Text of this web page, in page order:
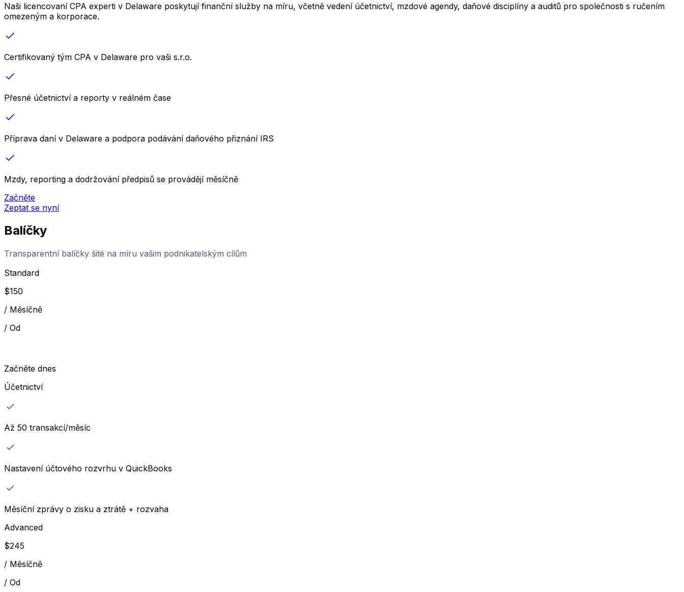
Naši licencovaní CPA experti v Delaware poskytují finanční služby na míru, včetně vedení účetnictví, mzdové agendy, daňové disciplíny a auditů pro společnosti s ručením
omezeným a korporace.
Certifikovaný tým CPA v Delaware pro vaši s.r.o.
Přesné účetnictví a reporty v reálném čase
Příprava daní v Delaware a podpora podávání daňového přiznání IRS
Mzdy, reporting a dodržování předpisů se provádějí měsíčně
Začněte
Zeptat se nyní
Balíčky
Transparentní balíčky šité na míru vašim podnikatelským cílům
Standard
$150
/ Měsíčně
/ Od
Začněte dnes
Účetnictví
Až 50 transakcí/měsíc
Nastavení účtového rozvrhu v QuickBooks
Měsíční zprávy o zisku a ztrátě + rozvaha
Advanced
$245
/ Měsíčně
/ Od